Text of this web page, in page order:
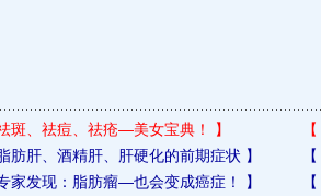
斑、祛痘、祛疮—美女宝典！ 】 【
肪肝、酒精肝、肝硬化的前期症状 】 【
家发现：脂肪瘤—也会变成癌症！ 】 【